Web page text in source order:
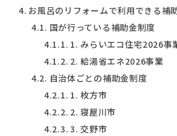
お風呂のリフォームで利用できる補
国が行っている補助金制度
1. みらいエコ住宅2026事
2. 給湯省エネ2026事業
自治体ごとの補助金制度
1. 枚方市
2. 寝屋川市
3. 交野市